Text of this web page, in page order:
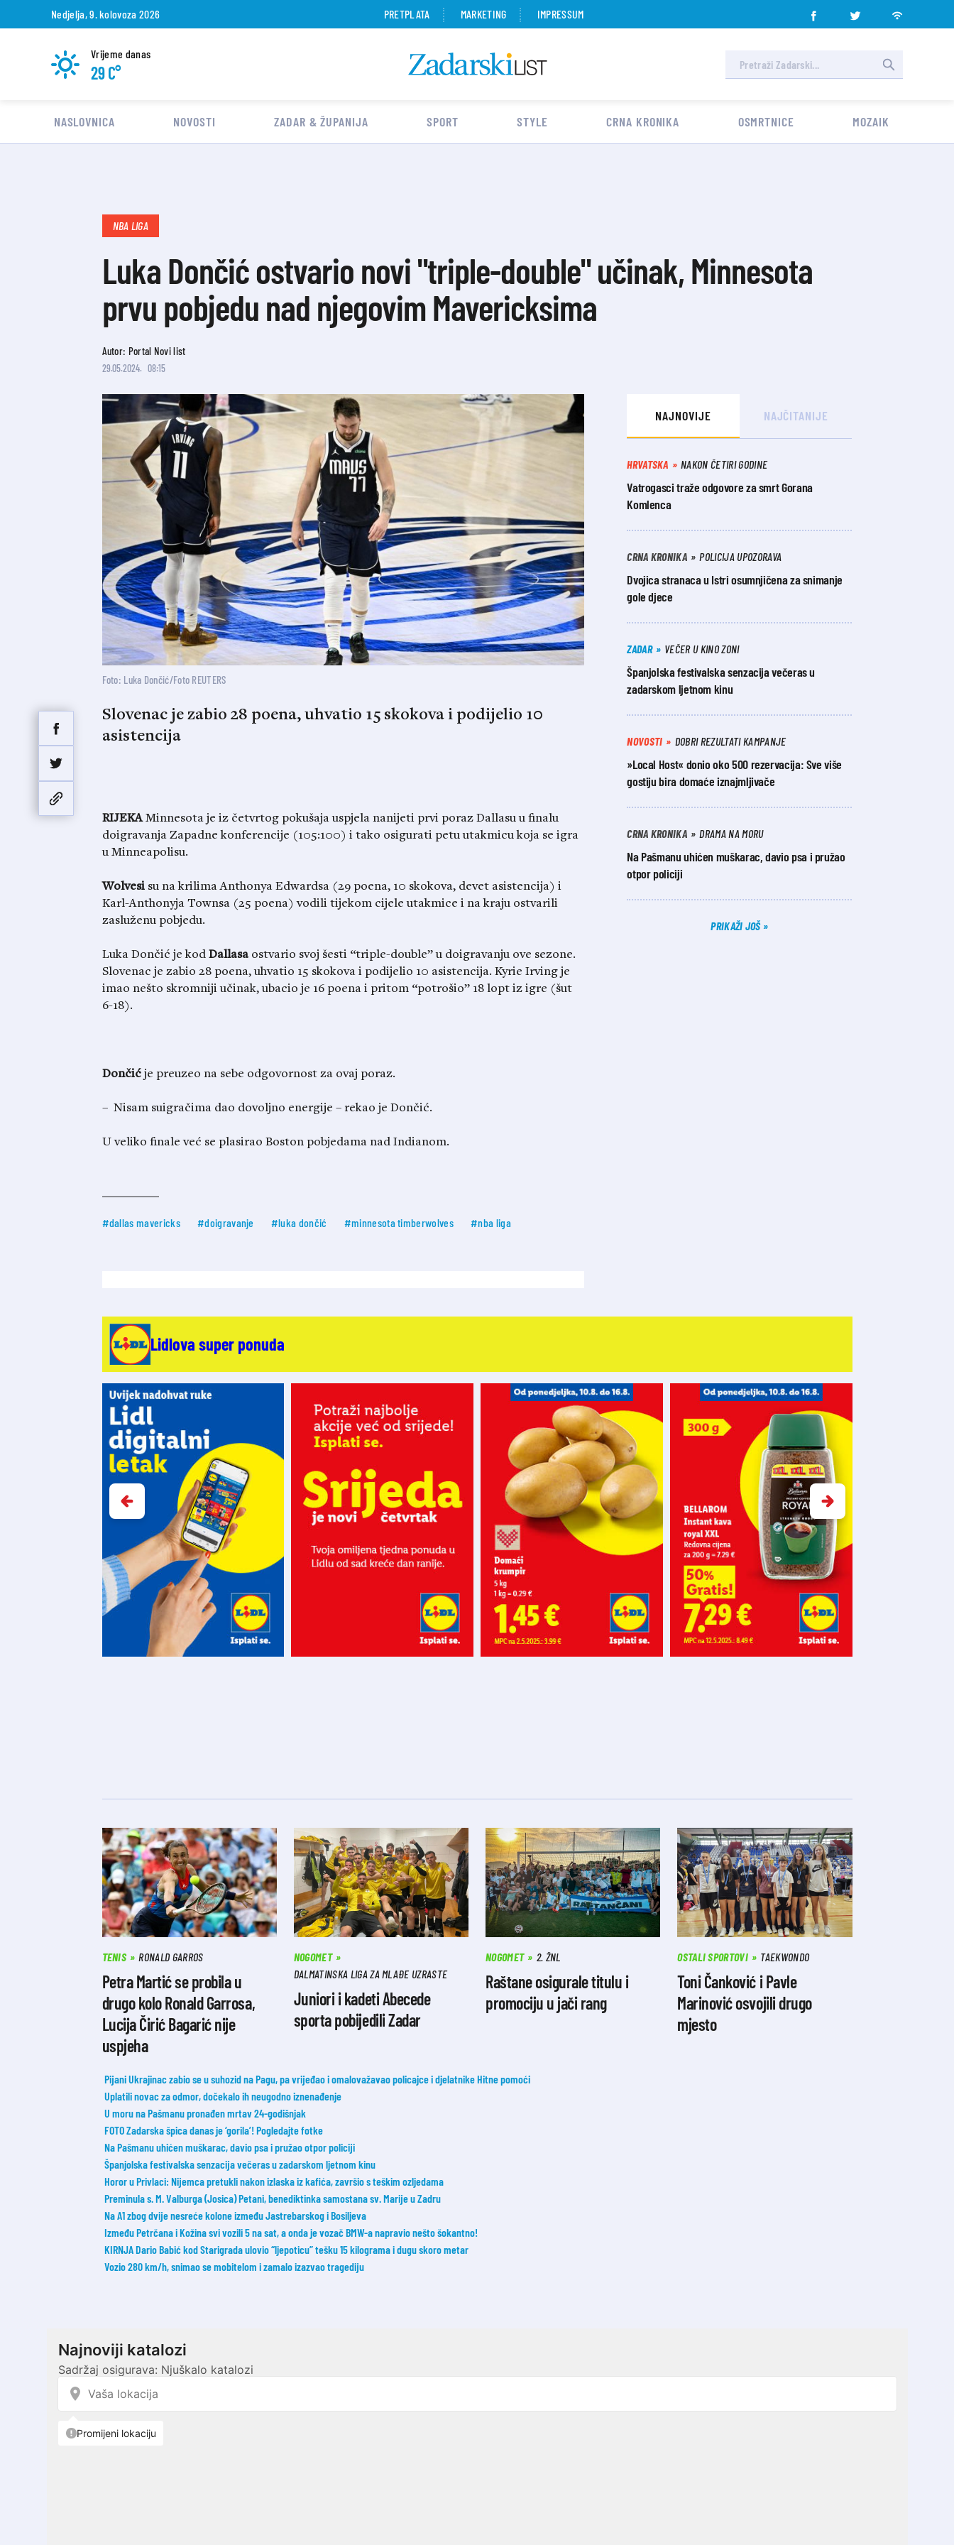
Nedjelja, 9. kolovoza 2026 PRETPLATA MARKETING IMPRESSUM
Vrijeme danas
29 C°
NASLOVNICA NOVOSTI ZADAR & ŽUPANIJA SPORT STYLE CRNA KRONIKA OSMRTNICE MOZAIK
NBA LIGA
Luka Dončić ostvario novi "triple-double" učinak, Minnesota
prvu pobjedu nad njegovim Mavericksima
Autor: Portal Novi list
29.05.2024. 08:15
Foto: Luka Dončić/Foto REUTERS
Slovenac je zabio 28 poena, uhvatio 15 skokova i podijelio 10
asistencija
RIJEKAMinnesota je iz četvrtog pokušaja uspjela nanijeti prvi poraz Dallasu u finalu
doigravanja Zapadne konferencije (105:100) i tako osigurati petu utakmicu koja se igra
u Minneapolisu.
Wolvesisu na krilima Anthonya Edwardsa (29 poena, 10 skokova, devet asistencija) i
Karl-Anthonyja Townsa (25 poena) vodili tijekom cijele utakmice i na kraju ostvarili
zasluženu pobjedu.
Luka Dončić je kod Dallasaostvario svoj šesti “triple-double” u doigravanju ove sezone.
Slovenac je zabio 28 poena, uhvatio 15 skokova i podijelio 10 asistencija. Kyrie Irving je
imao nešto skromniji učinak, ubacio je 16 poena i pritom “potrošio” 18 lopt iz igre (šut
6-18).
Dončićje preuzeo na sebe odgovornost za ovaj poraz.
– Nisam suigračima dao dovoljno energije – rekao je Dončić.
U veliko finale već se plasirao Boston pobjedama nad Indianom.
#dallas mavericks #doigravanje #luka dončić #minnesota timberwolves #nba liga
NAJNOVIJE NAJČITANIJE
HRVATSKA NAKON ČETIRI GODINE
Vatrogasci traže odgovore za smrt Gorana
Komlenca
CRNA KRONIKA POLICIJA UPOZORAVA
Dvojica stranaca u Istri osumnjičena za snimanje
gole djece
ZADAR VEČER U KINO ZONI
Španjolska festivalska senzacija večeras u
zadarskom ljetnom kinu
NOVOSTI DOBRI REZULTATI KAMPANJE
»Local Host« donio oko 500 rezervacija: Sve više
gostiju bira domaće iznajmljivače
CRNA KRONIKA DRAMA NA MORU
Na Pašmanu uhićen muškarac, davio psa i pružao
otpor policiji
PRIKAŽI JOŠ
Lidlova super ponuda
TENIS RONALD GARROS
Petra Martić se probila u
drugo kolo Ronald Garrosa,
Lucija Čirić Bagarić nije
uspjeha
NOGOMET
DALMATINSKA LIGA ZA MLAĐE UZRASTE
Juniori i kadeti Abecede
sporta pobijedili Zadar
NOGOMET 2. ŽNL
Raštane osigurale titulu i
promociju u jači rang
OSTALI SPORTOVI TAEKWONDO
Toni Čanković i Pavle
Marinović osvojili drugo
mjesto
Pijani Ukrajinac zabio se u suhozid na Pagu, pa vrijeđao i omalovažavao policajce i djelatnike Hitne pomoći
Uplatili novac za odmor, dočekalo ih neugodno iznenađenje
U moru na Pašmanu pronađen mrtav 24-godišnjak
FOTO Zadarska špica danas je ‘gorila’! Pogledajte fotke
Na Pašmanu uhićen muškarac, davio psa i pružao otpor policiji
Španjolska festivalska senzacija večeras u zadarskom ljetnom kinu
Horor u Privlaci: Nijemca pretukli nakon izlaska iz kafića, završio s teškim ozljedama
Preminula s. M. Valburga (Josica) Petani, benediktinka samostana sv. Marije u Zadru
Na A1 zbog dvije nesreće kolone između Jastrebarskog i Bosiljeva
Između Petrčana i Kožina svi vozili 5 na sat, a onda je vozač BMW-a napravio nešto šokantno!
KIRNJA Dario Babić kod Starigrada ulovio “ljepoticu” tešku 15 kilograma i dugu skoro metar
Vozio 280 km/h, snimao se mobitelom i zamalo izazvao tragediju